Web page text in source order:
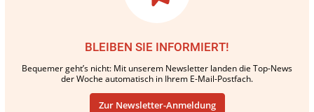
BLEIBEN SIE INFORMIERT!
Bequemer geht’s nicht: Mit unserem Newsletter landen die Top-News
der Woche automatisch in Ihrem E-Mail-Postfach.
Zur Newsletter-Anmeldung